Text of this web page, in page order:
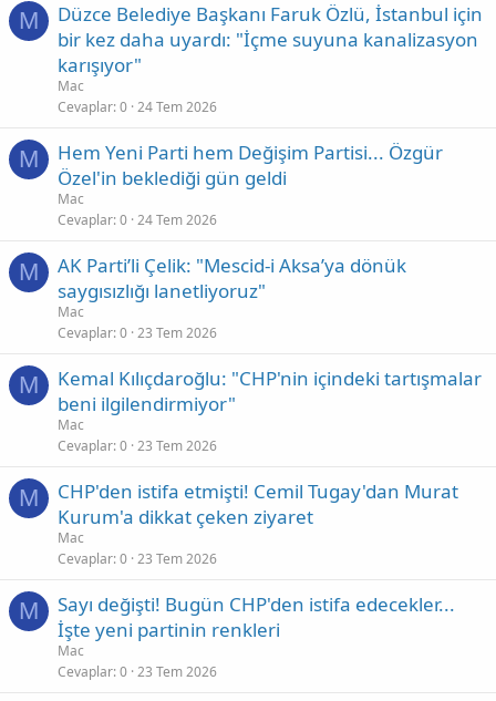
M
Düzce Belediye Başkanı Faruk Özlü, İstanbul için
bir kez daha uyardı: "İçme suyuna kanalizasyon
karışıyor"
Mac
Cevaplar 0 24 Tem 2026
M
Hem Yeni Parti hem Değişim Partisi... Özgür
Özel'in beklediği gün geldi
Mac
Cevaplar 0 24 Tem 2026
M
AK Parti’li Çelik: "Mescid-i Aksa’ya dönük
saygısızlığı lanetliyoruz"
Mac
Cevaplar 0 23 Tem 2026
M
Kemal Kılıçdaroğlu: "CHP'nin içindeki tartışmalar
beni ilgilendirmiyor"
Mac
Cevaplar 0 23 Tem 2026
M
CHP'den istifa etmişti! Cemil Tugay'dan Murat
Kurum'a dikkat çeken ziyaret
Mac
Cevaplar 0 23 Tem 2026
M
Sayı değişti! Bugün CHP'den istifa edecekler...
İşte yeni partinin renkleri
Mac
Cevaplar 0 23 Tem 2026